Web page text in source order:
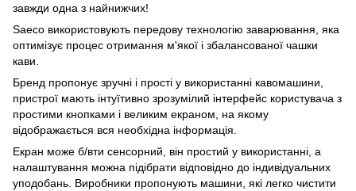
завжди одна з найнижчих!
Saeco використовують передову технологію заварювання, яка
оптимізує процес отримання м'якої і збалансованої чашки
кави.
Бренд пропонує зручні і прості у використанні кавомашини,
пристрої мають інтуїтивно зрозумілий інтерфейс користувача з
простими кнопками і великим екраном, на якому
відображається вся необхідна інформація.
Екран може б/вти сенсорний, він простий у використанні, а
налаштування можна підібрати відповідно до індивідуальних
уподобань. Виробники пропонують машини, які легко чистити